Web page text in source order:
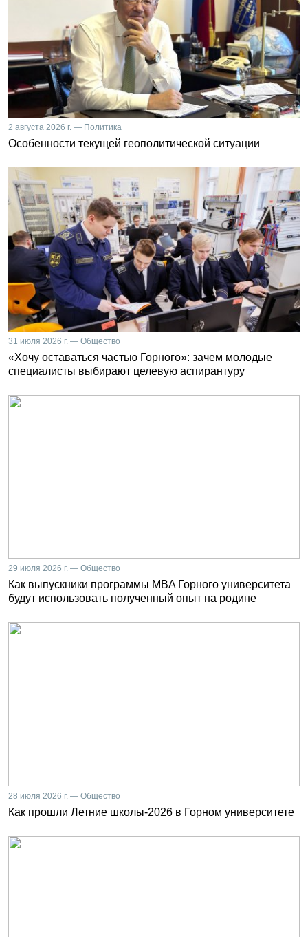
2 августа 2026 г. — Политика
Особенности текущей геополитической ситуации
31 июля 2026 г. — Общество
«Хочу оставаться частью Горного»: зачем молодые
специалисты выбирают целевую аспирантуру
29 июля 2026 г. — Общество
Как выпускники программы MBA Горного университета
будут использовать полученный опыт на родине
28 июля 2026 г. — Общество
Как прошли Летние школы-2026 в Горном университете